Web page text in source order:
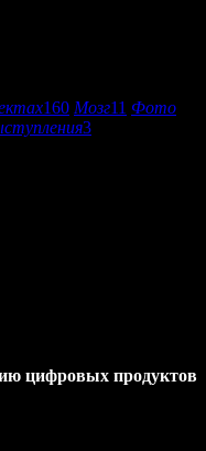
160 Мозг11 Фото
3
цифровых продуктов